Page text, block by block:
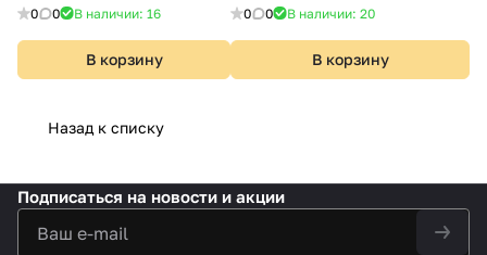
0 0 В наличии: 16
В корзину
0 0 В наличии: 20
В корзину
Назад к списку
Подписаться на новости и акции